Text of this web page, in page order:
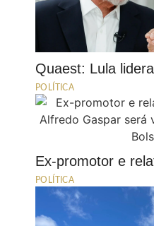
Quaest: Lula
POLÍTICA
Ex-promotor e
POLÍTICA